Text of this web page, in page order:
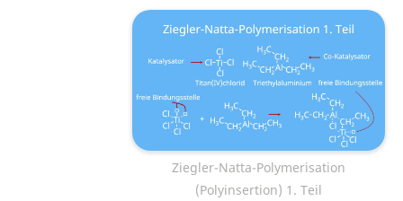
Ziegler-Natta-Polymerisation
(Polyinsertion) 1. Teil